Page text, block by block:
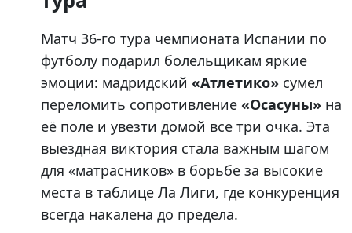
Матч 36-го тура чемпионата Испании по
футболу подарил болельщикам яркие
эмоции: мадридский «Атлетико» сумел
переломить сопротивление «Осасуны» на
её поле и увезти домой все три очка. Эта
выездная виктория стала важным шагом
для «матрасников» в борьбе за высокие
места в таблице Ла Лиги, где конкуренция
всегда накалена до предела.